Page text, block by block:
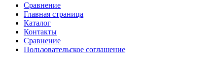
Сравнение
Главная страница
Каталог
Контакты
Сравнение
Пользовательское соглашение